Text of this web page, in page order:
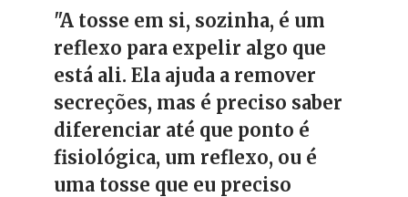
"A tosse em si, sozinha, é um
reflexo para expelir algo que
está ali. Ela ajuda a remover
secreções, mas é preciso saber
diferenciar até que ponto é
fisiológica, um reflexo, ou é
uma tosse que eu preciso